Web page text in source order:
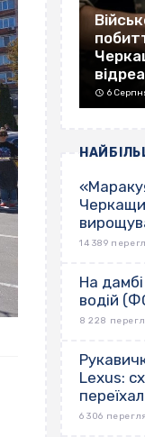
6
14 389
На
водій
8 228
Lexus:
6 306